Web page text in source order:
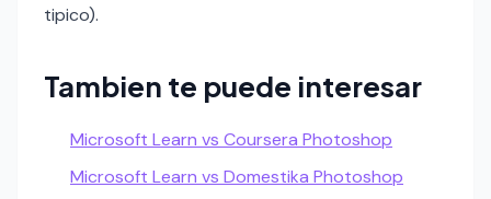
tipico).
Tambien te puede interesar
Microsoft Learn vs Coursera Photoshop
Microsoft Learn vs Domestika Photoshop